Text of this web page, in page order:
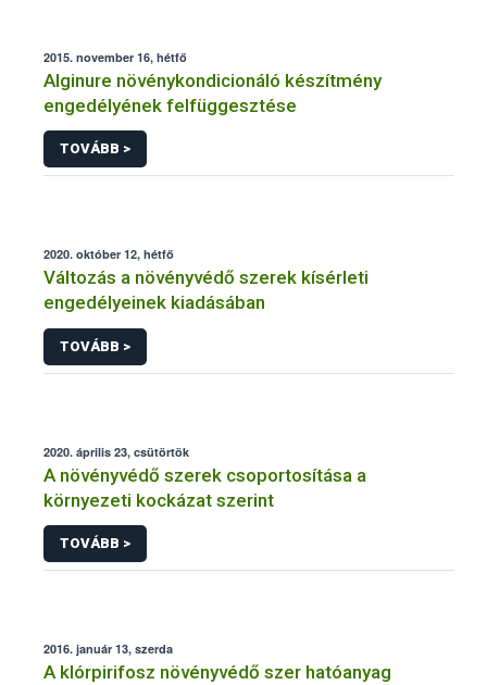
2015. november 16, hétfő
Alginure növénykondicionáló készítmény
engedélyének felfüggesztése
TOVÁBB >
2020. október 12, hétfő
Változás a növényvédő szerek kísérleti
engedélyeinek kiadásában
TOVÁBB >
2020. április 23, csütörtök
A növényvédő szerek csoportosítása a
környezeti kockázat szerint
TOVÁBB >
2016. január 13, szerda
A klórpirifosz növényvédő szer hatóanyag